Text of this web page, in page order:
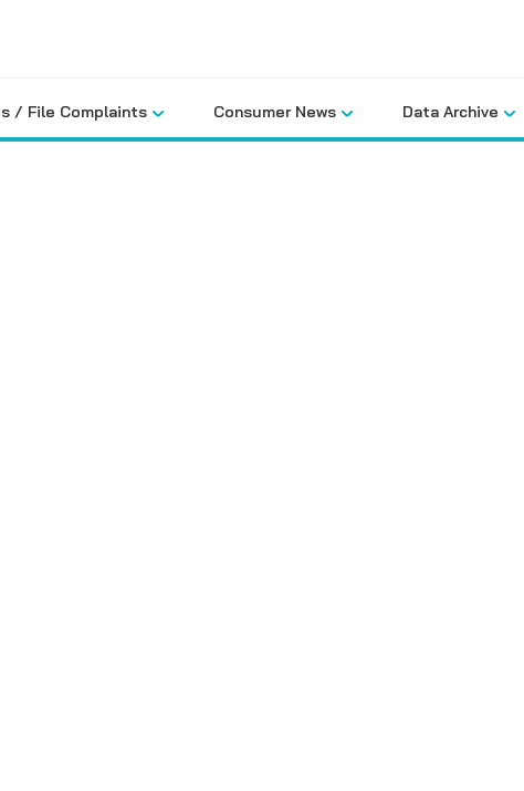
/ File Complaints Consumer News Data Archive